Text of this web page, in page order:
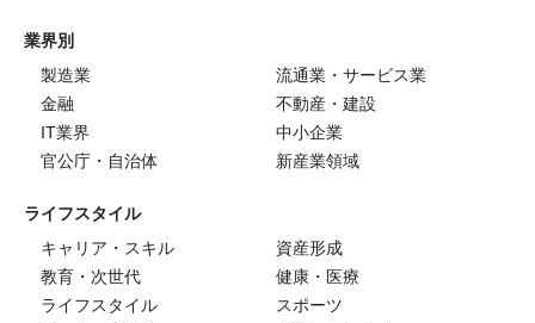
業界別
製造業
流通業・サービス業
金融
不動産・建設
IT業界
中小企業
官公庁・自治体
新産業領域
ライフスタイル
キャリア・スキル
資産形成
教育・次世代
健康・医療
ライフスタイル
スポーツ